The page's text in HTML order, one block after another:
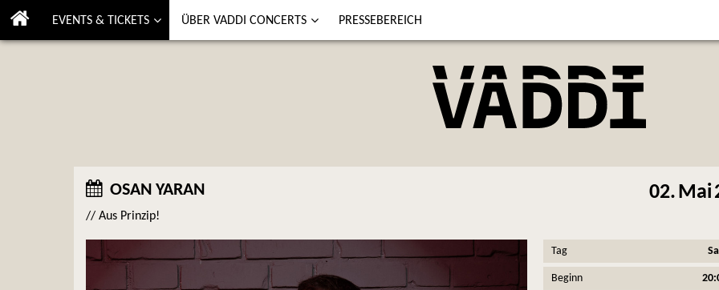
EVENTS & TICKETS ÜBER VADDI CONCERTS PRESSEBEREICH
OSAN YARAN 02.Mai
// Aus Prinzip!
Tag
Beginn